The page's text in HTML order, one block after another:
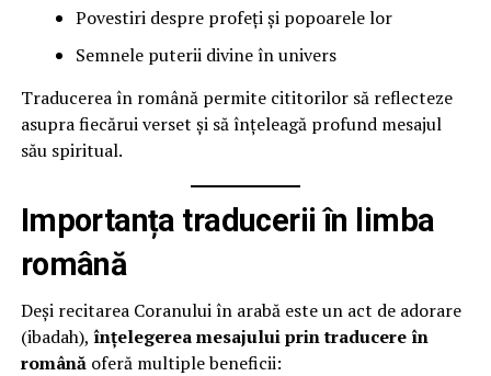
Povestiri despre profeți și popoarele lor
Semnele puterii divine în univers
Traducerea în română permite cititorilor să reflecteze
asupra fiecărui verset și să înțeleagă profund mesajul
său spiritual.
Importanța traducerii în limba
română
Deși recitarea Coranului în arabă este un act de adorare
(ibadah), înțelegerea mesajului prin traducere în
românăoferă multiple beneficii: